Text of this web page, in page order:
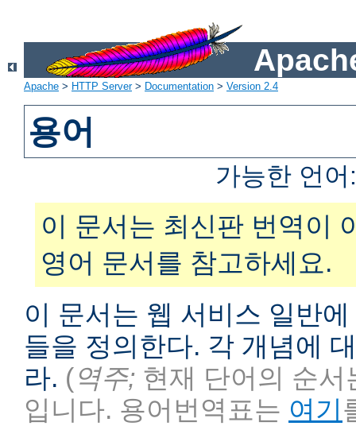
Apache > HTTP Server> Documentation > Version 2.4
용어
가능한 언
이 문서는 최신판 번역이
영어 문서를 참고하세요.
이 문서는 웹 서비스 일반
들을 정의한다. 각 개념에
라. (역주; 현재 단어의 순
입니다. 용어번역표는 여기